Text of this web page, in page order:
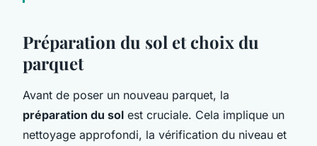
Préparation du sol et choix du
parquet
Avant de poser un nouveau parquet, la
préparation du sol est cruciale. Cela implique un
nettoyage approfondi, la vérification du niveau et